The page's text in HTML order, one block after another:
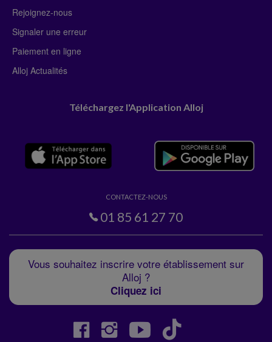
Rejoignez-nous
Signaler une erreur
Paiement en ligne
Alloj Actualités
Téléchargez l'Application Alloj
CONTACTEZ-NOUS
01 85 61 27 70
Vous souhaitez inscrire votre établissement sur
Alloj ?
Cliquez ici